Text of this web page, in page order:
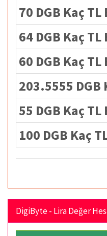
70 DGB Kaç TL
64 DGB Kaç TL
60 DGB Kaç TL
203.5555 DGB
55 DGB Kaç TL
100 DGB Kaç
DigiByte - Lira Değer